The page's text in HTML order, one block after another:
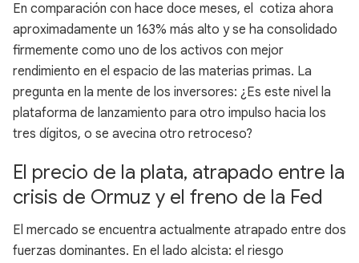
En comparación con hace doce meses, el cotiza ahora
aproximadamente un 163% más alto y se ha consolidado
firmemente como uno de los activos con mejor
rendimiento en el espacio de las materias primas. La
pregunta en la mente de los inversores: ¿Es este nivel la
plataforma de lanzamiento para otro impulso hacia los
tres dígitos, o se avecina otro retroceso?
El precio de la plata, atrapado entre la
crisis de Ormuz y el freno de la Fed
El mercado se encuentra actualmente atrapado entre dos
fuerzas dominantes. En el lado alcista: el riesgo